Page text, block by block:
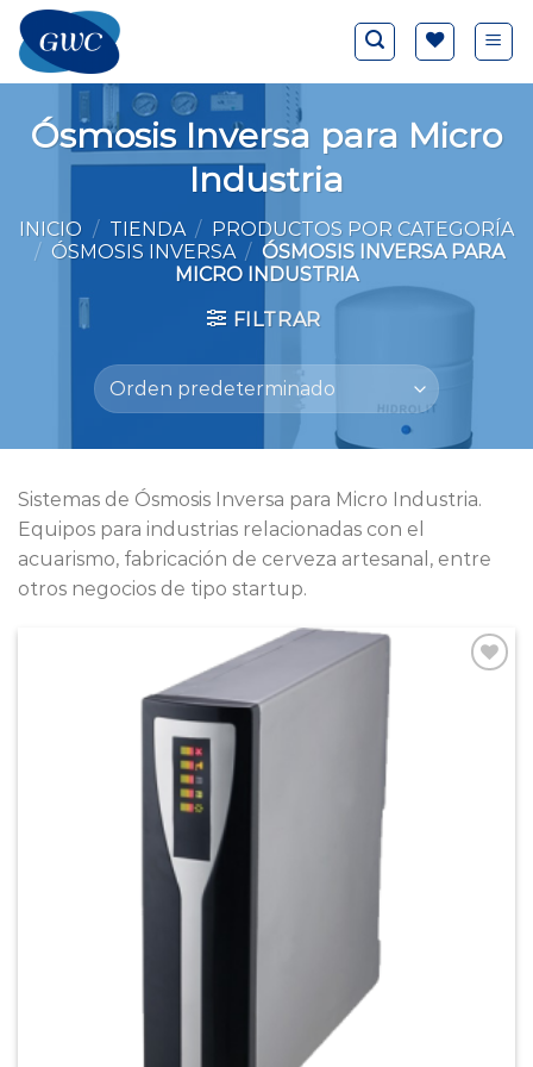
Saltar
contenido
Ósmosis Inversa para Micro
Industria
INICIO / TIENDA /
PRODUCTOS POR CATEGORÍA
/ ÓSMOSIS INVERSA / ÓSMOSIS INVERSA PARA
MICRO INDUSTRIA
FILTRAR
Sistemas de Ósmosis Inversa para Micro Industria.
Equipos para industrias relacionadas con el
acuarismo, fabricación de cerveza artesanal, entre
otros negocios de tipo startup.